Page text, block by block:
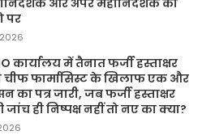
पर
कार्यालय में तैनात फर्जी हस्ताक्षर
चीफ फार्मासिस्ट के खिलाफ एक और
का पत्र जारी, जब फर्जी हस्ताक्षर
ही निष्पक्ष नहीं तो नए का क्या?